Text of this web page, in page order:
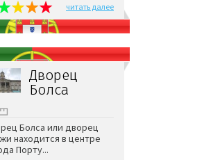
читать далее
Дворец
Болса
Болса или дворец
находится в центре
Порту...